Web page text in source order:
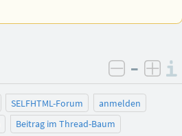
negativ
–
SELFHTML-Forum
anmelden
Beitrag im Thread-Baum